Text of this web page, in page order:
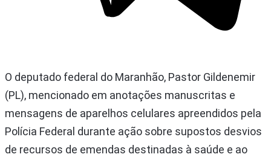
O deputado federal do Maranhão, Pastor Gildenemir
(PL), mencionado em anotações manuscritas e
mensagens de aparelhos celulares apreendidos pela
Polícia Federal durante ação sobre supostos desvios
de recursos de emendas destinadas à saúde e ao